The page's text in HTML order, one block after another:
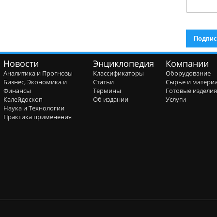
Новости
Аналитика и Прогнозы
Бизнес, Экономика и
Финансы
Калейдоскоп
Наука и Технологии
Практика применения
Энциклопедия
Классификаторы
Статьи
Термины
Об издании
Компании
Оборудование
Сырье и
Готовые изделия
Услуги